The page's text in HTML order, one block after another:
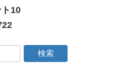
10